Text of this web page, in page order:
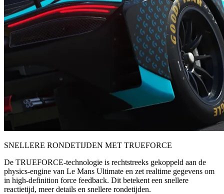
SNELLERE RONDETIJDEN MET TRUEFORCE
De TRUEFORCE-technologie is rechtstreeks gekoppeld aan de
physics-engine van Le Mans Ultimate en zet realtime gegevens om
in high-definition force feedback. Dit betekent een snellere
reactietijd, meer details en snellere rondetijden.